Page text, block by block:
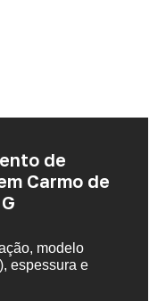
de
Carmo de
modelo
espessura e